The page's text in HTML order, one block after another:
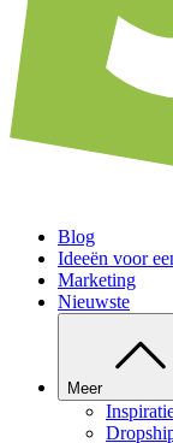
Blog
Ideeën voor
Marketing
Nieuwste
Meer